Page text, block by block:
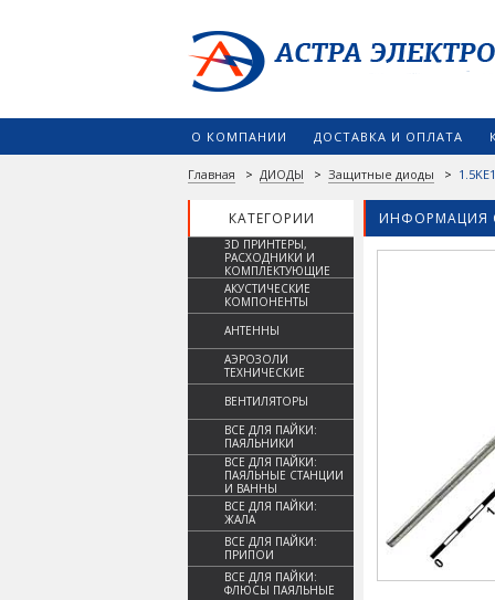
О КОМПАНИИ ДОСТАВКА И ОПЛАТА
Главная > ДИОДЫ > Защитные диоды >
КАТЕГОРИИ ИНФОРМАЦИЯ
3D ПРИНТЕРЫ,
РАСХОДНИКИ И
КОМПЛЕКТУЮЩИЕ
АКУСТИЧЕСКИЕ
КОМПОНЕНТЫ
АНТЕННЫ
АЭРОЗОЛИ
ТЕХНИЧЕСКИЕ
ВЕНТИЛЯТОРЫ
ВСЕ ДЛЯ ПАЙКИ:
ПАЯЛЬНИКИ
ВСЕ ДЛЯ ПАЙКИ:
ПАЯЛЬНЫЕ СТАНЦИИ
И ВАННЫ
ВСЕ ДЛЯ ПАЙКИ:
ЖАЛА
ВСЕ ДЛЯ ПАЙКИ:
ПРИПОИ
ВСЕ ДЛЯ ПАЙКИ:
ФЛЮСЫ ПАЯЛЬНЫЕ